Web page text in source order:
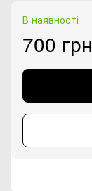
В наявності
700 грн